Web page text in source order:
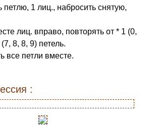
петлю, 1 лиц., набросить снятую,
лиц. вправо, повторять от * 1 (0,
8, 8, 9) петель.
все петли вместе.
: